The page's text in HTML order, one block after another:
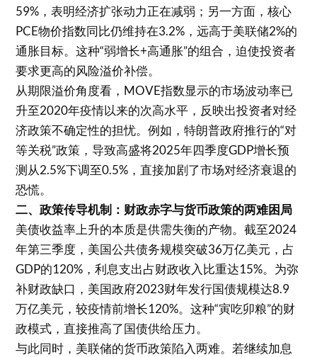
59%，表明经济扩张动力正在减弱；另一方面，核心
PCE物价指数同比仍维持在3.2%，远高于美联储2%的
通胀目标。这种“弱增长+高通胀”的组合，迫使投资者
要求更高的风险溢价补偿。
从期限溢价角度看，MOVE指数显示的市场波动率已
升至2020年疫情以来的次高水平，反映出投资者对经
济政策不确定性的担忧。例如，特朗普政府推行的“对
等关税”政策，导致高盛将2025年四季度GDP增长预
测从2.5%下调至0.5%，直接加剧了市场对经济衰退的
恐慌。
二、政策传导机制：财政赤字与货币政策的两难困局
美债收益率上升的本质是供需失衡的产物。截至2024
年第三季度，美国公共债务规模突破36万亿美元，占
GDP的120%，利息支出占财政收入比重达15%。为弥
补财政缺口，美国政府2023财年发行国债规模达8.9
万亿美元，较疫情前增长120%。这种“寅吃卯粮”的财
政模式，直接推高了国债供给压力。
与此同时，美联储的货币政策陷入两难。若继续加息